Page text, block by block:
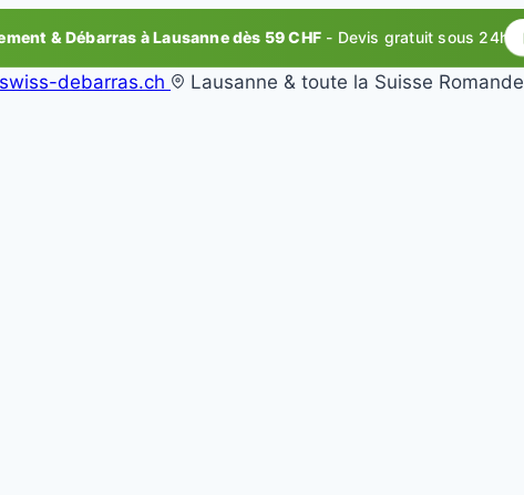
& Débarras à Lausanne dès 59 CHF - Devis gratuit sous 24h
debarras.ch
Lausanne & toute la Suisse Romande